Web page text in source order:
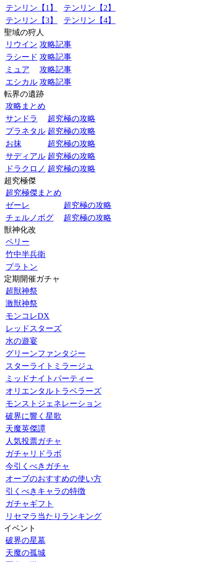
テンリン【1】
テンリン【2】
テンリン【3】
テンリン【4】
聖域の狩人
リウイン 攻略記事
ラシード 攻略記事
ミュア
攻略記事
エシカル 攻略記事
転界の遺跡
攻略まとめ
サンドラ
超究極の攻略
プラネタル 超究極の攻略
お抹
超究極の攻略
サディアル 超究極の攻略
ドラクロノ 超究極の攻略
超究極傑
超究極傑まとめ
ゼーレ
超究極の攻略
チェルノボグ
超究極の攻略
獣神化改
ペリー
竹中半兵衛
プラトン
定期開催ガチャ
超獣神祭
激獣神祭
モンコレDX
レッドスターズ
水の遊宴
グリーンファンタジー
スターライトミラージュ
ミッドナイトパーティー
オリエンタルトラベラーズ
モンストジェネレーション
破界に響く星歌
天魔英傑譚
人気投票ガチャ
ガチャリドラボ
今引くべきガチャ
オーブのおすすめの使い方
引くべきキャラの特徴
ガチャギフト
リセマラ当たりランキング
イベント
破界の星墓
天魔の孤城